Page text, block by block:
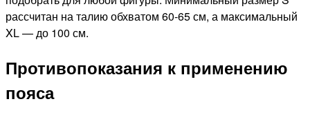
рассчитан на талию обхватом 60-65 см, а максимальный
XL — до 100 см.
Противопоказания к применению
пояса